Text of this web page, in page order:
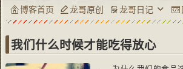
博客首页 龙哥原创 龙哥日记
我们什么时候才能吃得放心